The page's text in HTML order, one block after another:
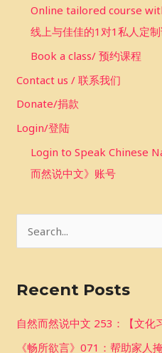
Online tailored course
线上与佳佳的1对1私人定
Book a class/ 预约课程
Contact us / 联系我们
Donate/捐款
Login/登陆
Login to Speak Chinese
而然说中文》账号
r
c
Recent Posts
自然而然说中文 253：【文
《畅所欲言》071：帮助家人